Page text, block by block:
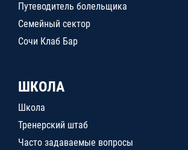
Путеводитель болельщика
Семейный сектор
Сочи Клаб Бар
ШКОЛА
Школа
Тренерский штаб
Часто задаваемые вопросы